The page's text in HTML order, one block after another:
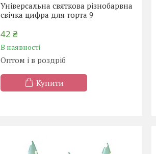
Універсальна святкова різнобарвна
свічка цифра для торта 9
42 ₴
В наявності
Оптом і в роздріб
Купити